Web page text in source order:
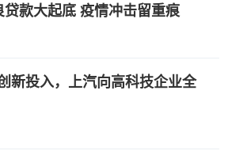
款大起底 疫情冲击留重痕
新投入，上汽向高科技企业全